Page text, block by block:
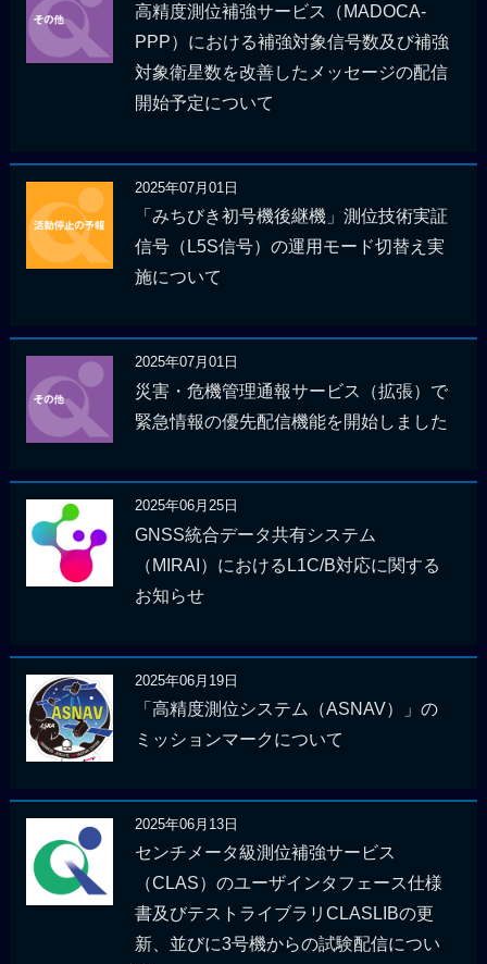
高精度測位補強サービス（MADOCA-
PPP）における補強対象信号数及び補強
対象衛星数を改善したメッセージの配信
開始予定について
2025年07月01日
「みちびき初号機後継機」測位技術実証
信号（L5S信号）の運用モード切替え実
施について
2025年07月01日
災害・危機管理通報サービス（拡張）で
緊急情報の優先配信機能を開始しました
2025年06月25日
GNSS統合データ共有システム
（MIRAI）におけるL1C/B対応に関する
お知らせ
2025年06月19日
「高精度測位システム（ASNAV）」の
ミッションマークについて
2025年06月13日
センチメータ級測位補強サービス
（CLAS）のユーザインタフェース仕様
書及びテストライブラリCLASLIBの更
新、並びに3号機からの試験配信につい